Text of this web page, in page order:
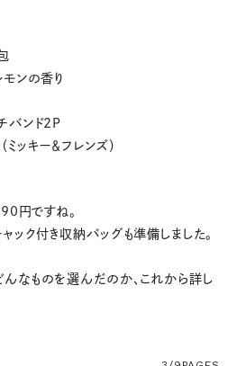
ンの香り
バンド2P
ッキー＆フレンズ）
円ですね。
ック付き収納バッグも準備しました。
なものを選んだのか、これから詳し